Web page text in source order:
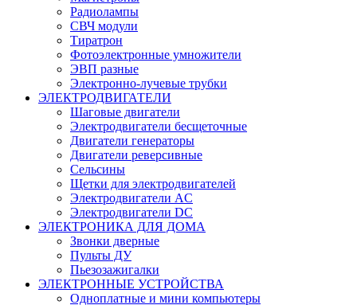
Радиолампы
СВЧ модули
Тиратрон
Фотоэлектронные умножители
ЭВП разные
Электронно-лучевые трубки
ЭЛЕКТРОДВИГАТЕЛИ
Шаговые двигатели
Электродвигатели бесщеточные
Двигатели генераторы
Двигатели реверсивные
Сельсины
Щетки для электродвигателей
Электродвигатели AC
Электродвигатели DC
ЭЛЕКТРОНИКА ДЛЯ ДОМА
Звонки дверные
Пульты ДУ
Пьезозажигалки
ЭЛЕКТРОННЫЕ УСТРОЙСТВА
Одноплатные и мини компьютеры